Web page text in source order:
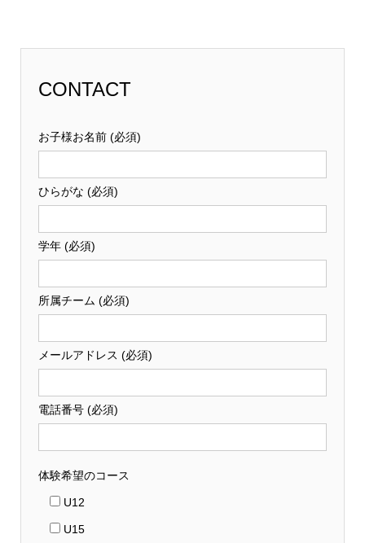
CONTACT
お子様お名前 (必須)
ひらがな (必須)
学年 (必須)
所属チーム (必須)
メールアドレス (必須)
電話番号 (必須)
体験希望のコース
U12
U15